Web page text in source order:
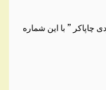
” با این شماره